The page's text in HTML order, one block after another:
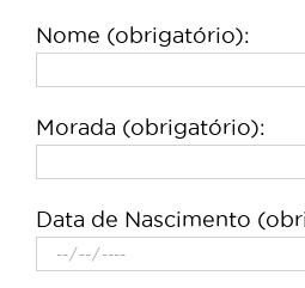
Nome (obrigatório):
Morada (obrigatório):
Data de Nascimento